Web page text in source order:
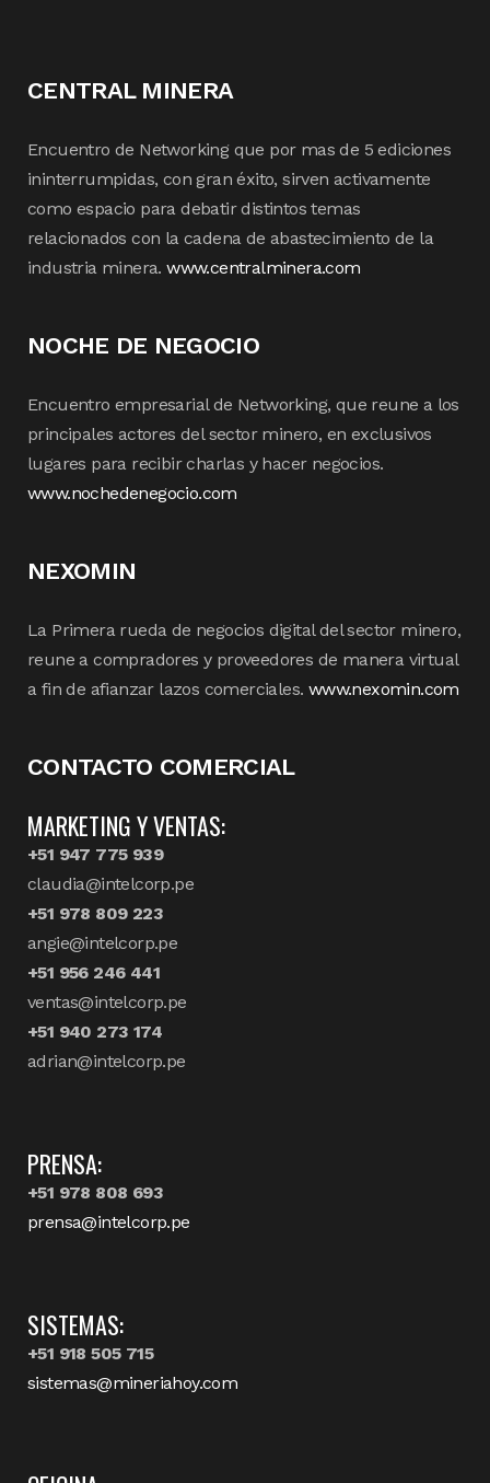
CENTRAL MINERA
Encuentro de Networking que por mas de 5 ediciones
ininterrumpidas, con gran éxito, sirven activamente
como espacio para debatir distintos temas
relacionados con la cadena de abastecimiento de la
industria minera.www.centralminera.com
NOCHE DE NEGOCIO
Encuentro empresarial de Networking, que reune a los
principales actores del sector minero, en exclusivos
lugares para recibir charlas y hacer negocios.
www.nochedenegocio.com
NEXOMIN
La Primera rueda de negocios digital del sector minero,
reune a compradores y proveedores de manera virtual
a fin de afianzar lazos comerciales. www.nexomin.com
CONTACTO COMERCIAL
MARKETING Y VENTAS:
+51 947 775 939
claudia@intelcorp.pe
+51 978 809 223
angie@intelcorp.pe
+51 956 246 441
ventas@intelcorp.pe
+51 940 273 174
adrian@intelcorp.pe
PRENSA:
+51 978 808 693
prensa@intelcorp.pe
SISTEMAS:
+51 918 505 715
sistemas@mineriahoy.com